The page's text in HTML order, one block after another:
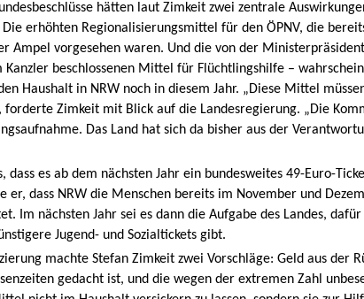
hätten laut Zimkeit zwei zentrale
erhöhten Regionalisierungsmittel für den ÖPNV, die
Ampel vorgesehen waren. Und die von der
Kanzler beschlossenen Mittel für Flüchtlingshilfe –
Haushalt in NRW noch in diesem Jahr. „Diese Mittel
forderte Zimkeit mit Blick auf die Landesregierung. „Die
Das Land hat sich da bisher aus der
dass es ab dem nächsten Jahr ein bundesweites 49-Euro-
er, dass NRW die Menschen bereits im November und
Im nächsten Jahr sei es dann die Aufgabe des Landes, dafür
Jugend- und Sozialtickets gibt.
machte Stefan Zimkeit zwei Vorschläge: Geld aus der
gedacht ist, und die wegen der extremen Zahl